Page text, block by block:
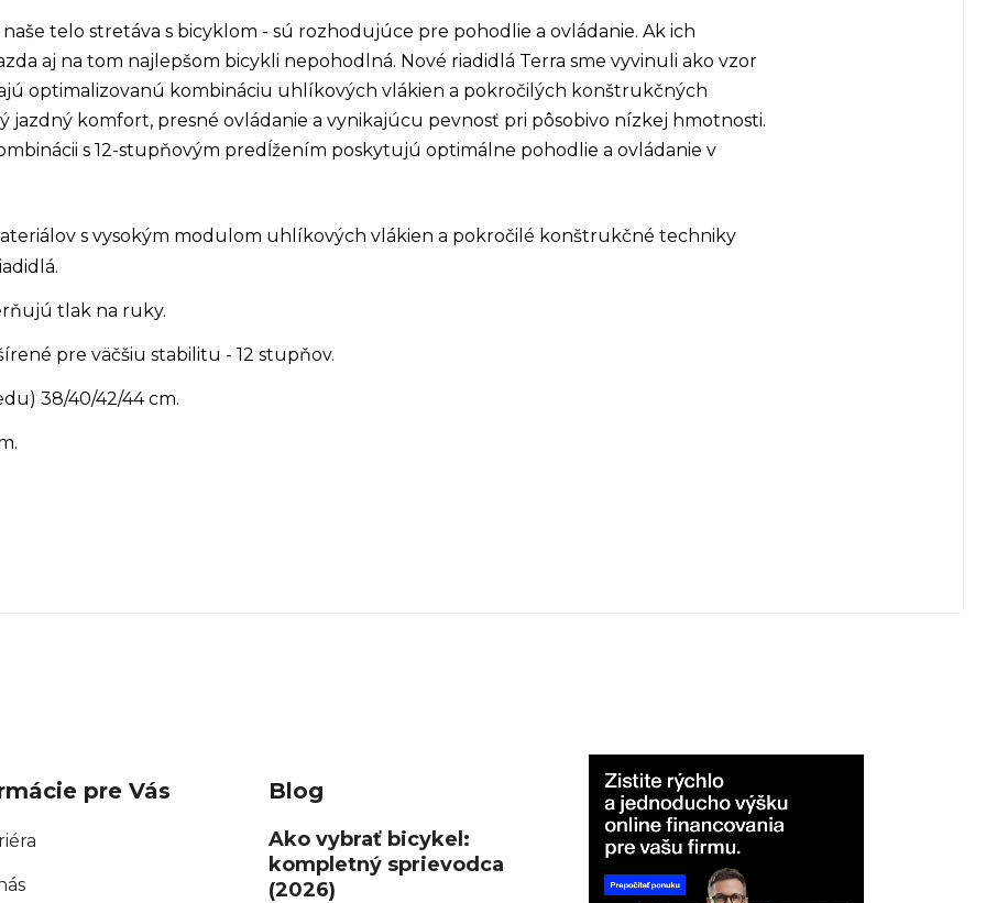
telo stretáva s bicyklom - sú rozhodujúce pre pohodlie a ovládanie. Ak ich
aj na tom najlepšom bicykli nepohodlná. Nové riadidlá Terra sme vyvinuli ako vzor
optimalizovanú kombináciu uhlíkových vlákien a pokročilých konštrukčných
jazdný komfort, presné ovládanie a vynikajúcu pevnosť pri pôsobivo nízkej hmotnosti.
s 12-stupňovým predĺžením poskytujú optimálne pohodlie a ovládanie v
s vysokým modulom uhlíkových vlákien a pokročilé konštrukčné techniky
tlak na ruky.
pre väčšiu stabilitu - 12 stupňov.
38/40/42/44 cm.
pre Vás Blog
Ako vybrať bicykel:
kompletný sprievodca
(2026)